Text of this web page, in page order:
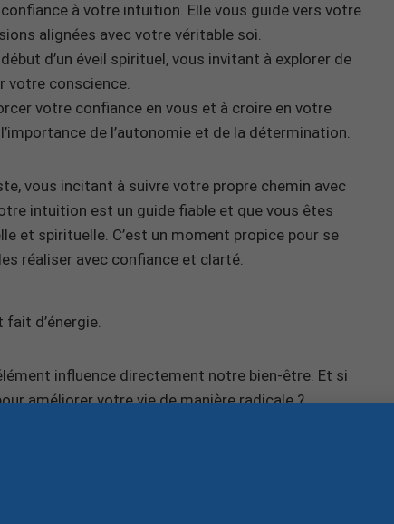
à votre intuition. Elle vous guide vers votre
alignées avec votre véritable soi.
d’un éveil spirituel, vous invitant à explorer de
votre conscience.
votre confiance en vous et à croire en votre
de l’autonomie et de la détermination.
vous incitant à suivre votre propre chemin avec
intuition est un guide fiable et que vous êtes
et spirituelle. C’est un moment propice pour se
réaliser avec confiance et clarté.
d’énergie.
influence directement notre bien-être. Et si
améliorer votre vie de manière radicale ?